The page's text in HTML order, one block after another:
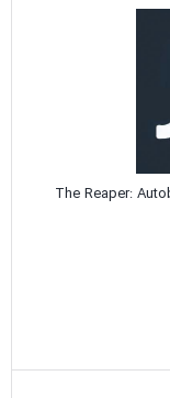
The Reaper: